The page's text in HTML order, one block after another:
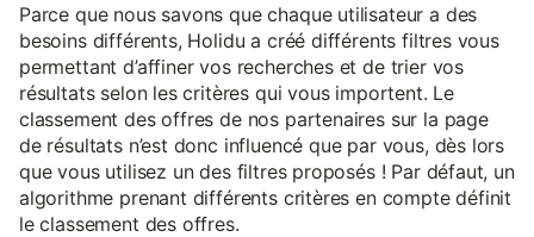
Parce que nous savons que chaque utilisateur a des
besoins différents, Holidu a créé différents filtres vous
permettant d’affiner vos recherches et de trier vos
résultats selon les critères qui vous importent. Le
classement des offres de nos partenaires sur la page
de résultats n’est donc influencé que par vous, dès lors
que vous utilisez un des filtres proposés ! Par défaut, un
algorithme prenant différents critères en compte définit
le classement des offres.